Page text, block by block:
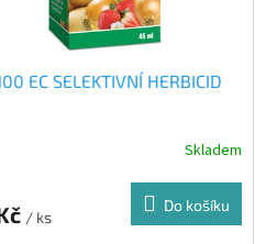
EC SELEKTIVNÍ HERBICID
Skladem
/ ks
Do košíku